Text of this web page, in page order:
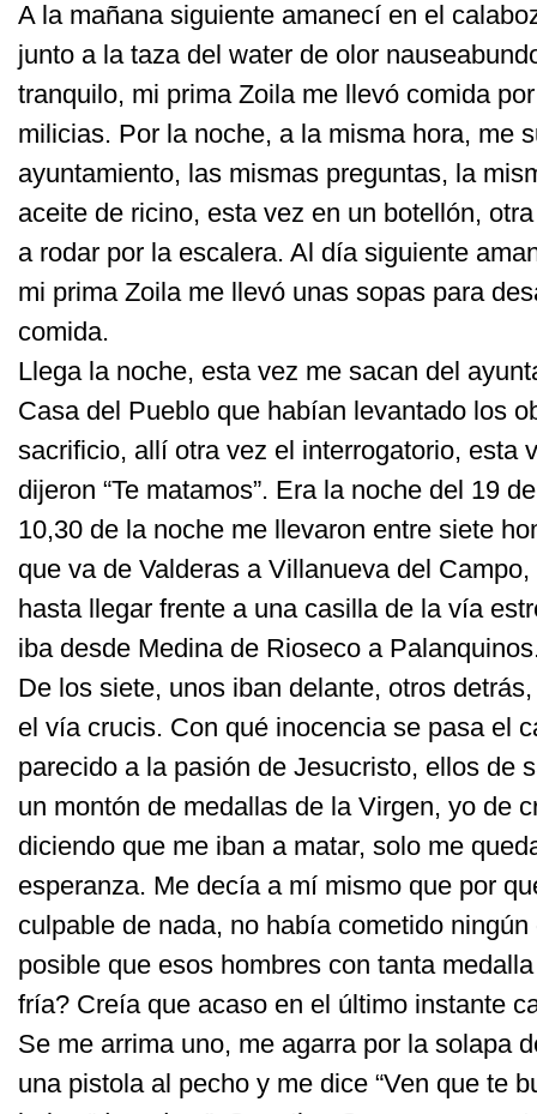
A la mañana siguiente amanecí en el
junto a la taza del water de olor
tranquilo, mi prima Zoila me llevó comida
milicias. Por la noche, a la misma hora, me
ayuntamiento, las mismas preguntas, la
aceite de ricino, esta vez en un botellón,
a rodar por la escalera. Al día siguiente
mi prima Zoila me llevó unas sopas para
comida.
Llega la noche, esta vez me sacan del
Casa del Pueblo que habían levantado los
sacrificio, allí otra vez el interrogatorio, esta
dijeron “Te matamos”. Era la noche del 19
10,30 de la noche me llevaron entre siete
que va de Valderas a Villanueva del
hasta llegar frente a una casilla de la vía
iba desde Medina de Rioseco a
De los siete, unos iban delante, otros
el vía crucis. Con qué inocencia se pasa el
parecido a la pasión de Jesucristo, ellos de
un montón de medallas de la Virgen, yo de
diciendo que me iban a matar, solo me
esperanza. Me decía a mí mismo que por
culpable de nada, no había cometido
posible que esos hombres con tanta
fría? Creía que acaso en el último instante
Se me arrima uno, me agarra por la solapa
una pistola al pecho y me dice “Ven que te